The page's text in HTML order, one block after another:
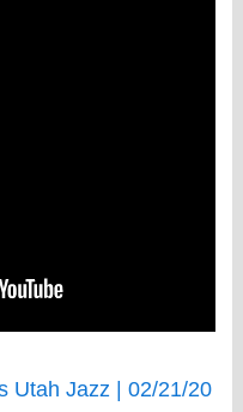
Utah Jazz | 02/21/20